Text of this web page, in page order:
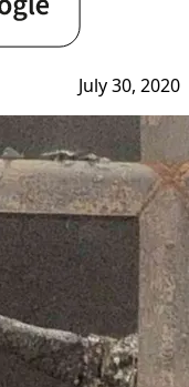
July 30, 2020